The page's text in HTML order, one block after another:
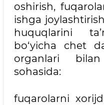
oshirish,
ishga
huquqlarini
bo‘yicha chet
organlari
sohasida:
fuqarolarni